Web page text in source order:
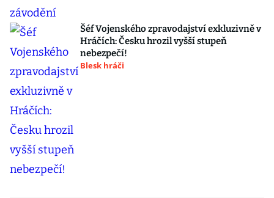
Šéf Vojenského zpravodajství exkluzivně v
Hráčích: Česku hrozil vyšší stupeň
nebezpečí!
Blesk hráči